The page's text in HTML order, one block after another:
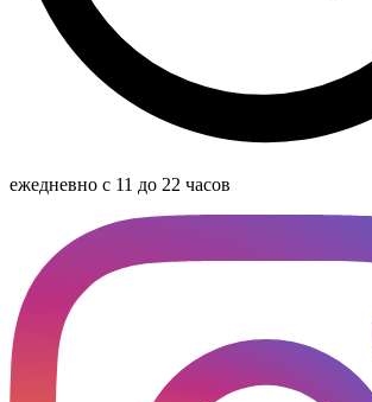
ежедневно с 11 до 22 часов